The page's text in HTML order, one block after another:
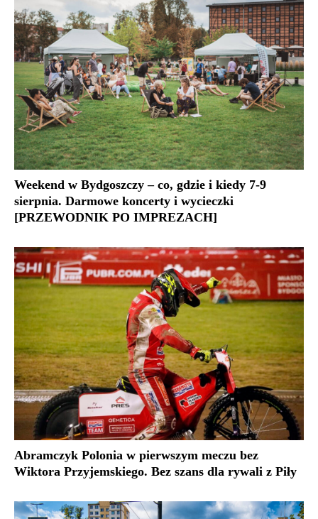
Weekend w Bydgoszczy – co, gdzie i kiedy 7-9
sierpnia. Darmowe koncerty i wycieczki
[PRZEWODNIK PO IMPREZACH]
Abramczyk Polonia w pierwszym meczu bez
Wiktora Przyjemskiego. Bez szans dla rywali z Piły